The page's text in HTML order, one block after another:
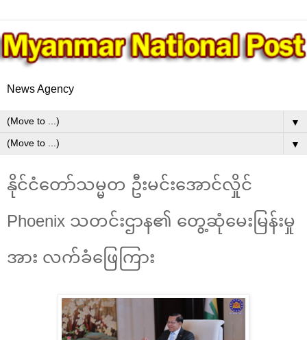
News Agency
▼
▼
နိုင်ငံတော်သမ္မတ ဦးမင်းအောင်လှိုင်
Phoenix သတင်းဌာန၏ တွေ့ဆုံမေးမြန်းမှု
အား လက်ခံဖြေကြား